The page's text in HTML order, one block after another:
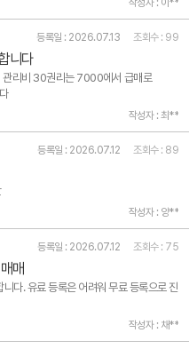
작성자 : 이**
등록일 : 2026.07.13 조회수 : 99
니다
리비 30권리는 7000에서 급매로
작성자 : 최**
등록일 : 2026.07.12 조회수 : 89
작성자 : 양**
등록일 : 2026.07.12 조회수 : 75
매
다. 유료 등록은 어려워 무료 등록으로 진
작성자 : 채**